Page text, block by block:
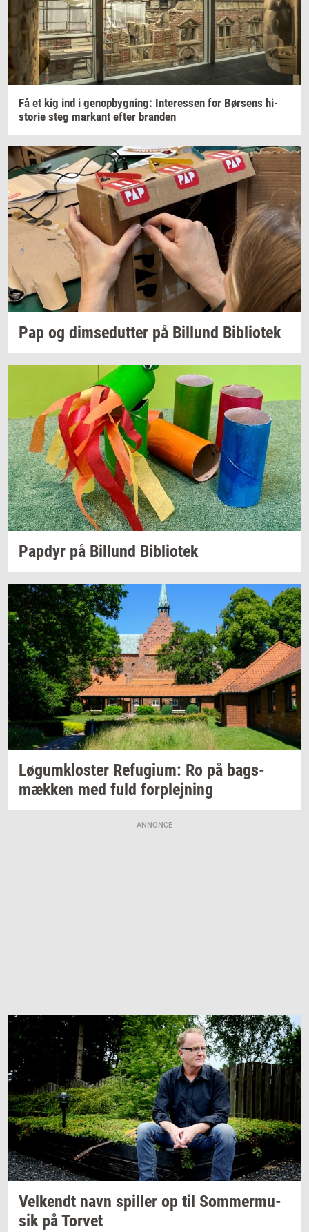
Få et kig ind i genop­byg­ning: In­ter­es­sen for Bør­sens hi­
sto­rie steg mar­kant efter bran­den
Pap og dim­se­dut­ter på Bil­lund Bi­bli­o­tek
Pap­dyr på Bil­lund Bi­bli­o­tek
Løgum­klo­ster Re­fu­gi­um: Ro på bags­
mæk­ken med fuld for­plej­ning
ANNONCE
Vel­kendt navn spil­ler op til Som­mer­mu­
sikpåTor­vet